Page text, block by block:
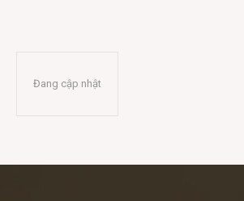
Đang cập nhật